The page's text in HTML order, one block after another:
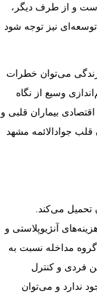
و از طرف دیگر،
نیز توجه شود
زندگی می‌توان خطرات
وسیع از نگاه
بیماران قلبی و
قلب جوادالائمه مشهد
تحمیل می‌کند.
مربوط به هزینه‌های آنژیوپلاستی و
گروه مداخله نسبت به
فردی و کنترل
ندارد و می‌توان